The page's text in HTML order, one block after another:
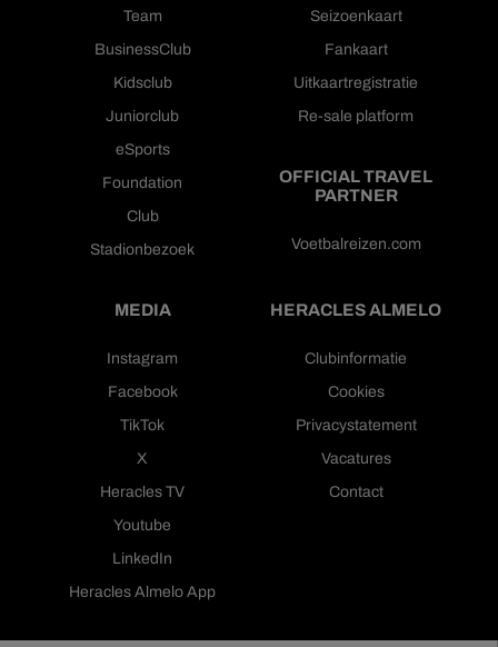
Team
BusinessClub
Kidsclub
Juniorclub
eSports
Foundation
Club
Stadionbezoek
Seizoenkaart
Fankaart
Uitkaartregistratie
Re-sale platform
OFFICIAL TRAVEL
PARTNER
Voetbalreizen.com
MEDIA
Instagram
Facebook
TikTok
X
Heracles TV
Youtube
LinkedIn
Heracles Almelo App
HERACLES ALMELO
Clubinformatie
Cookies
Privacystatement
Vacatures
Contact